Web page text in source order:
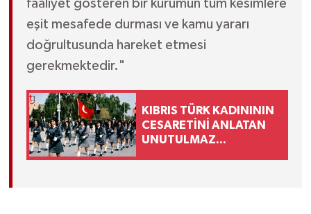
faaliyet gösteren bir kurumun tüm kesimlere
eşit mesafede durması ve kamu yararı
doğrultusunda hareket etmesi
gerekmektedir."
KIBRIS TÜRK KADINININ
CESARETİNİ ANLATAN
UNUTULMAZ